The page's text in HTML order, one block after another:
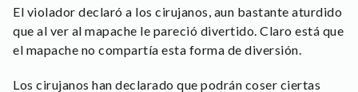
El violador declaró a los cirujanos, aun bastante aturdido
que al ver al mapache le pareció divertido. Claro está que
el mapache no compartía esta forma de diversión.
Los cirujanos han declarado que podrán coser ciertas